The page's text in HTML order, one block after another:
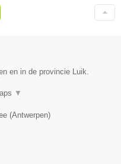
en in de provincie Luik.
▼
(Antwerpen)